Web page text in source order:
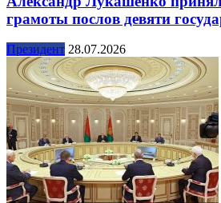
грамоты послов девяти
Президент 28.07.2026